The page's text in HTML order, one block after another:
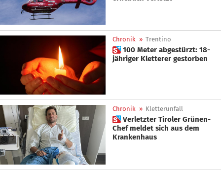
Chronik » Trentino
 100 Meter abgestürzt: 18-
jähriger Kletterer gestorben
Chronik » Kletterunfall
 Verletzter Tiroler Grünen-
Chef meldet sich aus dem
Krankenhaus